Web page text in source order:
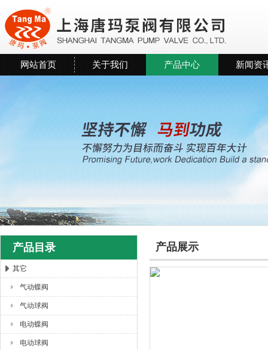
上海唐玛泵阀有限公司
网站首页 关于我们 产品中心 新闻资
产品目录
其它
气动蝶阀
气动球阀
电动蝶阀
电动球阀
产品展示